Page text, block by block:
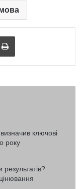
поштоюНадрукувати
ключові
року